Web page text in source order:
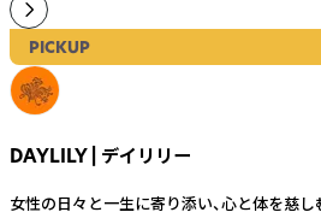
PICKUP
DAYLILY | デイリリー
女性の日々と一生に寄り添い、心と体を慈し